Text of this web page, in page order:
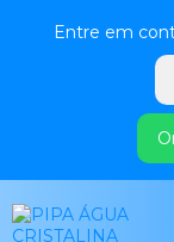
Entre em